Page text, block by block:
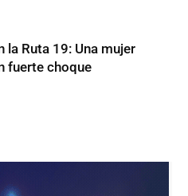
la Ruta 19: Una mujer
fuerte choque